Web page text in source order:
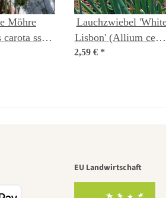
Möhre
ssp.
Saatgut
Lauchzwiebel
Lisbon' (Allium cepa)
Bio Saatgut
2,59 € *
EU Landwirtschaft